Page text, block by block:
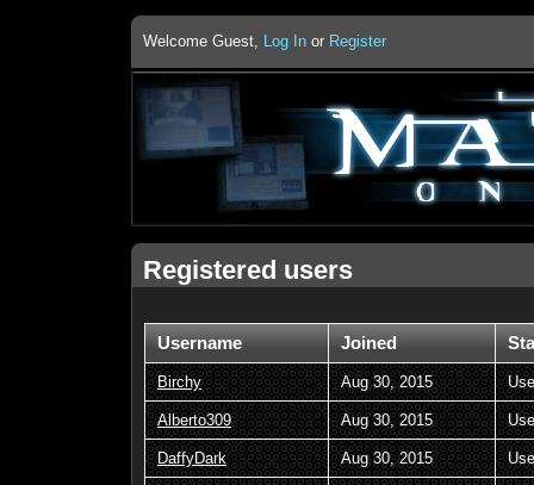
Welcome Guest, Log In or Register
Registered users
Username Joined
Birchy Aug 30, 2015
Alberto309 Aug 30, 2015
DaffyDark Aug 30, 2015